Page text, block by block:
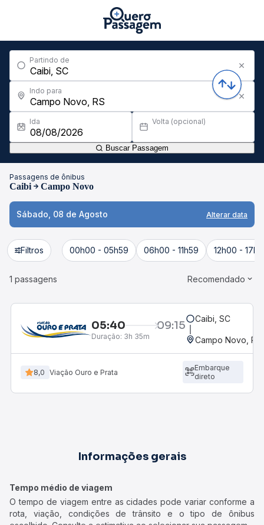
Partindo de
Indo para
Ida Volta (opcional)
Buscar Passagem
Passagens de ônibus
Caibi Campo Novo
Sábado, 08 de Agosto Alterar data
Filtros 00h00 - 05h59 06h00 - 11h59 12h00 -
1 passagens Recomendado
05:40 09:15
Duração: 3h 35m
Caibi, SC
Campo Novo, RS
8,0 Viação Ouro e Prata
Embarque
direto
Informações gerais
Tempo médio de viagem
O tempo de viagem entre as cidades pode variar conforme a
rota, viação, condições de trânsito e o tipo de ônibus